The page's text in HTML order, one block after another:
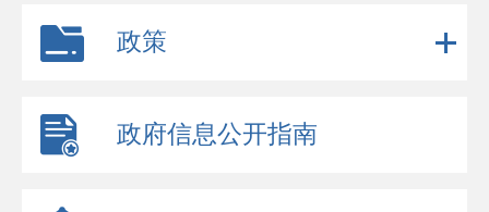
政策
政府信息公开指南